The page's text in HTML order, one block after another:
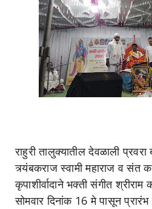
राहुरी तालुक्यातील देवळाली
त्र्यंबकराज स्वामी महाराज व संत
कृपाशीर्वादाने भक्ती संगीत श्रीराम
सोमवार दिनांक 16 मे पासून